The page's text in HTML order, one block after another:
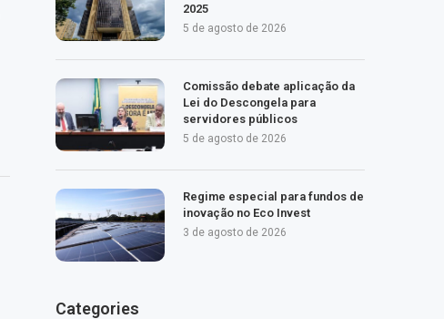
2025
5 de agosto de 2026
Comissão debate aplicação da
Lei do Descongela para
servidores públicos
5 de agosto de 2026
Regime especial para fundos de
inovação no Eco Invest
3 de agosto de 2026
Categories